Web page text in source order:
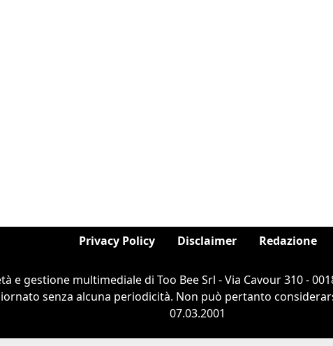
Privacy Policy Disclaimer Redazione
gestione multimediale di Too Bee Srl - Via Cavour 310 -
senza alcuna periodicità. Non può pertanto
07.03.2001